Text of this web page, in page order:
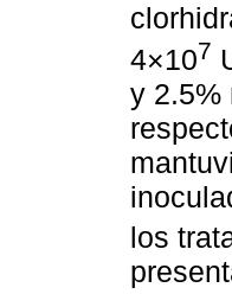
4×107
y 2.5%
los